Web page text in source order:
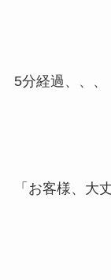
5分経過、、、
「お客様、大